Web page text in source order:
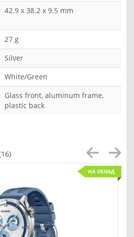
42.9 x 38.2 x 9.5 mm
27 g
Silver
White/Green
Glass front, aluminum frame,
plastic back
НА СКЛАД